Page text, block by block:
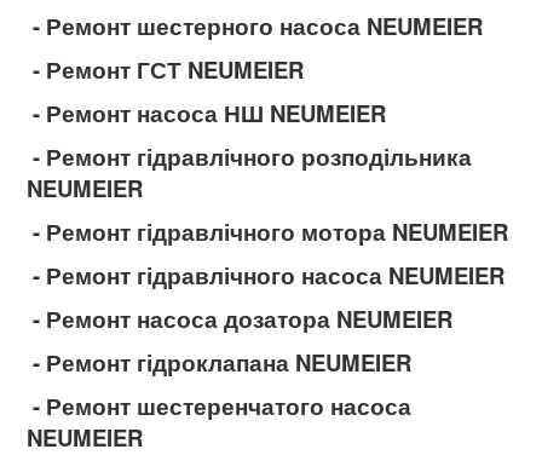
- Ремонт шестерного насоса NEUMEIER
- Ремонт ГСТ NEUMEIER
- Ремонт насоса НШ NEUMEIER
- Ремонт гідравлічного розподільника
NEUMEIER
- Ремонт гідравлічного мотора NEUMEIER
- Ремонт гідравлічного насоса NEUMEIER
- Ремонт насоса дозатора NEUMEIER
- Ремонт гідроклапана NEUMEIER
- Ремонт шестеренчатого насоса
NEUMEIER